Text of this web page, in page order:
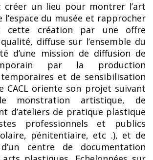
créer un lieu pour montrer l’art
l’espace du musée et rapprocher
cette création par une offre
diffuse sur l’ensemble du
d’une mission de diffusion de
par la production
temporaires et de sensibilisation
CACL oriente son projet suivant
monstration artistique, de
d’ateliers de pratique plastique
professionnels et publics
pénitentiaire, etc .), et de
centre de documentation